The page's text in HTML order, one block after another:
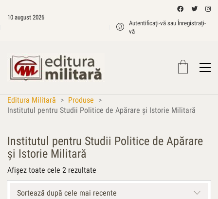
10 august 2026
Autentificați-vă sau Înregistrați-
vă
Editura Militară > Produse >
Institutul pentru Studii Politice de Apărare şi Istorie Militară
Institutul pentru Studii Politice de Apărare
şi Istorie Militară
Afișez toate cele 2 rezultate
după
cele
Sortează după cele mai recente